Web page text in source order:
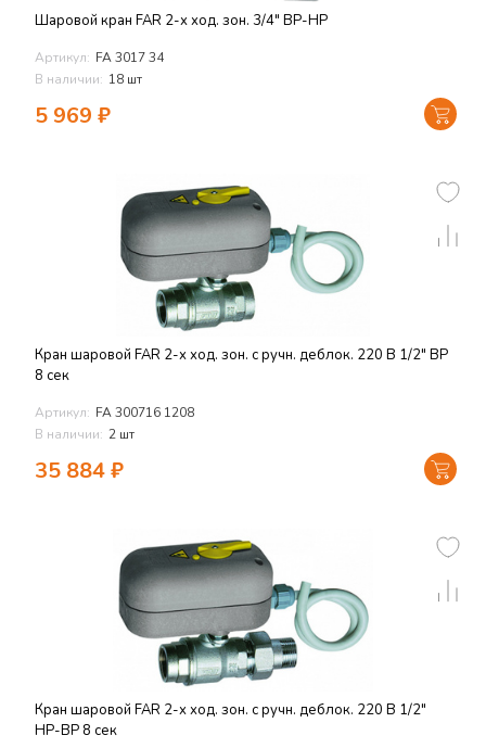
Шаровой кран FAR 2-х ход. зон. 3/4" ВР-НР
Артикул: FA 3017 34
В наличии: 18 шт
5 969 ₽
Кран шаровой FAR 2-х ход. зон. с ручн. деблок. 220 В 1/2" ВР
8 сек
Артикул: FA 300716 1208
В наличии: 2 шт
35 884₽
Кран шаровой FAR 2-х ход. зон. с ручн. деблок. 220 В 1/2"
НР-ВР 8 сек